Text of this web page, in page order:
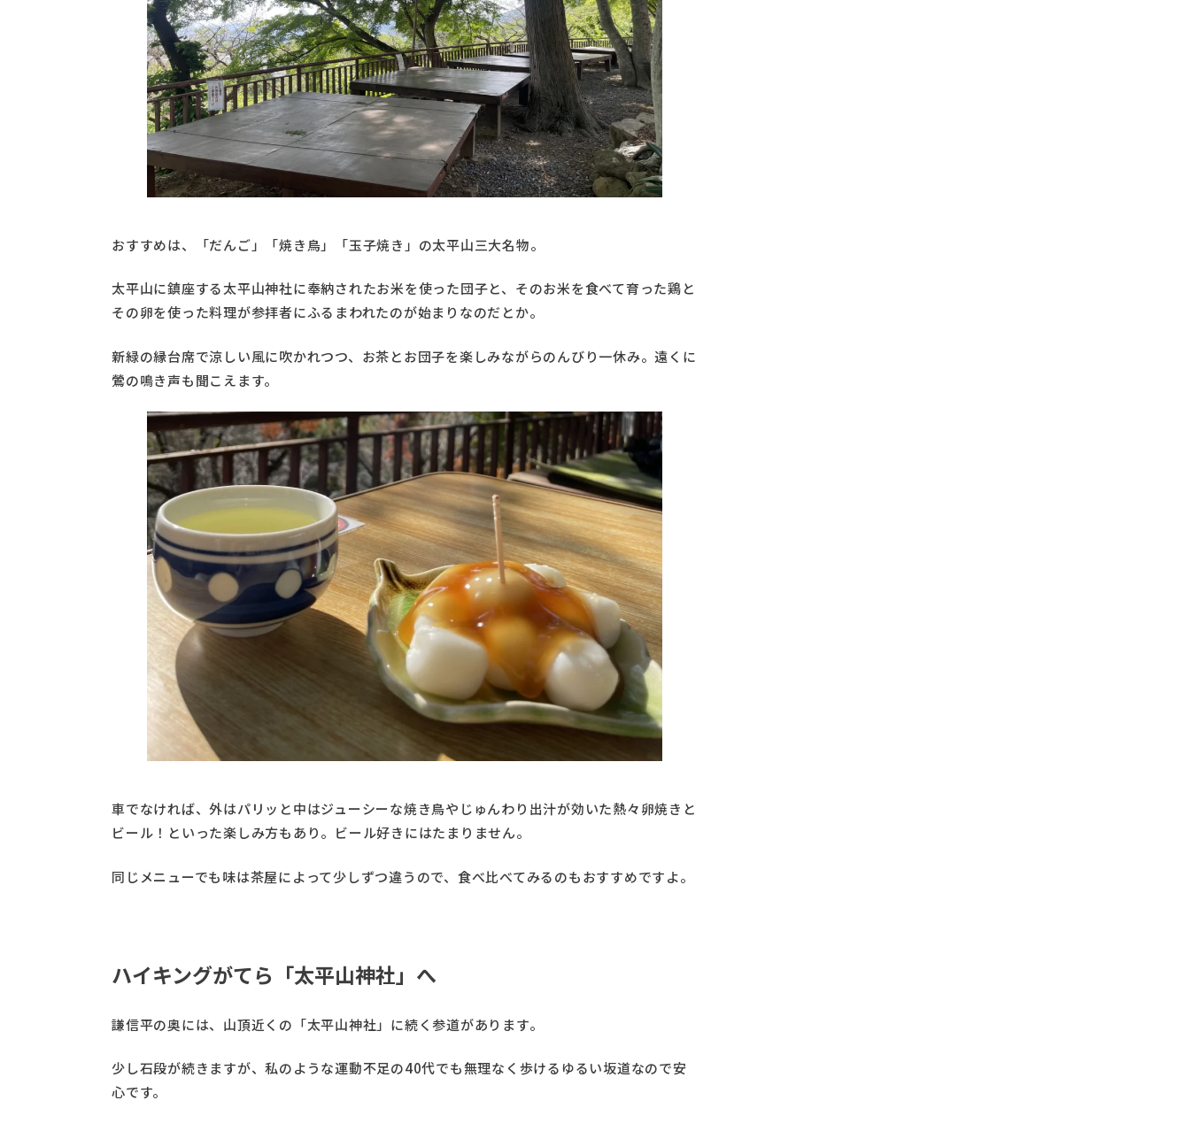
おすすめは、「だんご」「焼き鳥」「玉子焼き」の太平山三大名物。
太平山に鎮座する太平山神社に奉納されたお米を使った団子と、そのお米を食べて育った鶏と
その卵を使った料理が参拝者にふるまわれたのが始まりなのだとか。
新緑の縁台席で涼しい風に吹かれつつ、お茶とお団子を楽しみながらのんびり一休み。遠くに
鶯の鳴き声も聞こえます。
車でなければ、外はパリッと中はジューシーな焼き鳥やじゅんわり出汁が効いた熱々卵焼きと
ビール！といった楽しみ方もあり。ビール好きにはたまりません。
同じメニューでも味は茶屋によって少しずつ違うので、食べ比べてみるのもおすすめですよ。
ハイキングがてら「太平山神社」へ
謙信平の奥には、山頂近くの「太平山神社」に続く参道があります。
少し石段が続きますが、私のような運動不足の40代でも無理なく歩けるゆるい坂道なので安
心です。